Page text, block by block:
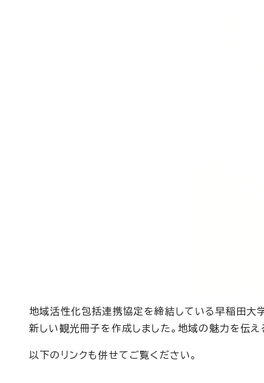
地域活性化包括連携協定を締結している早稲田
新しい観光冊子を作成しました。地域の魅力を伝え
以下のリンクも併せてご覧ください。